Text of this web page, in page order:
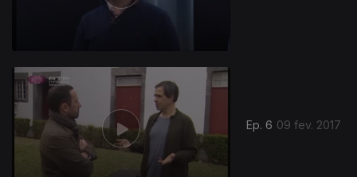
Ep. 6 09 fev. 2017
271817